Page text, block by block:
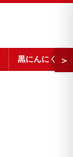
黒にんにく ＞